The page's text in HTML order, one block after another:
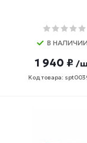
В НАЛИЧИИ
1 940 ₽ /
Код товара: